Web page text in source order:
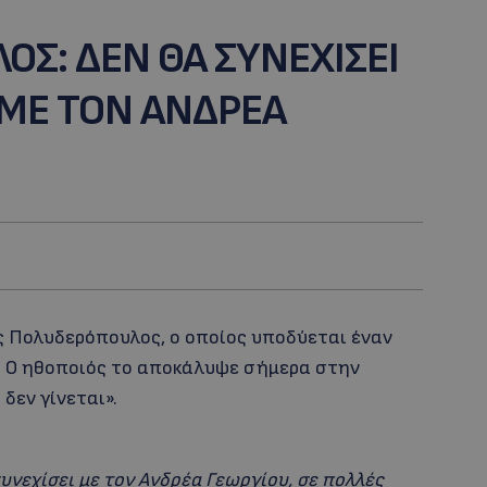
ΔΕΝ ΘΑ ΣΥΝΕΧΙΣΕΙ
ΤΟΝ ΑΝΔΡΕΑ
Πολυδερόπουλος, ο οποίος υποδύεται έναν
ηθοποιός το αποκάλυψε σήμερα στην
γίνεται».
με τον Ανδρέα Γεωργίου, σε πολλές